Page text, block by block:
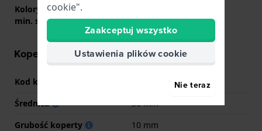
Kolory wskazówek (godz.
min. sek.)
Czerwony
Koperta - informacje
Kod koperty
Średnica
36 mm
Grubość koperty
10 mm
cookie".
Zaakceptuj wszystko
Ustawienia plików cookie
Nie teraz